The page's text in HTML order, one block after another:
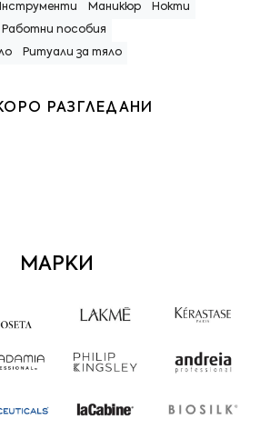
Маникюр Нокти
Работни пособия
Ритуали за тяло
РАЗГЛЕДАНИ
МАРКИ